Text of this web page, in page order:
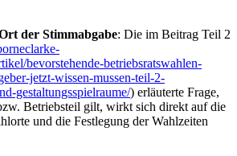
der Stimmabgabe: Die im Beitrag Teil 2
bevorstehende-betriebsratswahlen-
jetzt-wissen-mussen-teil-2-
gestaltungsspielraume/) erläuterte Frage,
Betriebsteil gilt, wirkt sich direkt auf die
und die Festlegung der Wahlzeiten